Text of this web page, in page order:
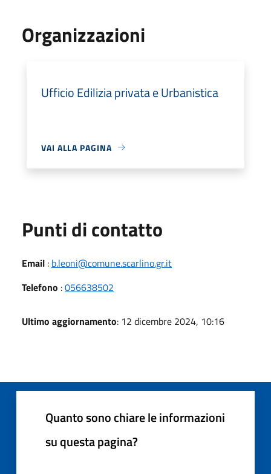
Organizzazioni
Ufficio Edilizia privata e Urbanistica
VAI ALLA PAGINA
Punti di contatto
Email : b.leoni@comune.scarlino.gr.it
Telefono :056638502
Ultimo aggiornamento: 12 dicembre 2024, 10:16
Quanto sono chiare le informazioni
su questa pagina?